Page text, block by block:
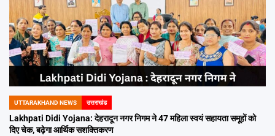
POSTED
IN
UTTARAKHAND NEWS उत्तराखंड
Lakhpati Didi Yojana: देहरादून नगर निगम ने 47 महिला स्वयं सहायता समूहों को
दिए चेक, बढ़ेगा आर्थिक सशक्तिकरण